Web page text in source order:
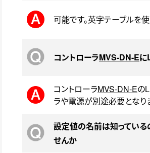
可能です。英字テーブルを
コントローラMVS-DN-Eに
コントローラMVS-DN-Eの
ラや電源が別途必要となり
設定値の名前は知っている
せんか